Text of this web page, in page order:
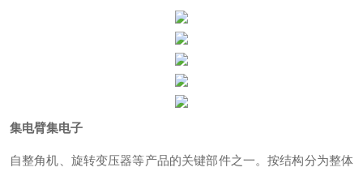
集电臂集电子
自整角机、旋转变压器等产品的关键部件之一。按结构分为整体